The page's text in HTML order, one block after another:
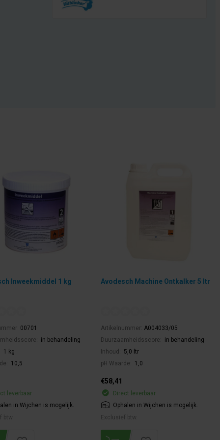
Inweekmiddel 1 kg
00701
in behandeling
1 kg
10,5
leverbaar
in Wijchen is mogelijk.
btw.
Avodesch Machine Ontkalker 5 ltr
Artikelnummer: A004033/05
Duurzaamheidsscore:
in behandeling
Inhoud:
5,0 ltr
pH Waarde:
1,0
€58,41
Direct leverbaar
Ophalen in Wijchen is mogelijk.
Exclusief btw.